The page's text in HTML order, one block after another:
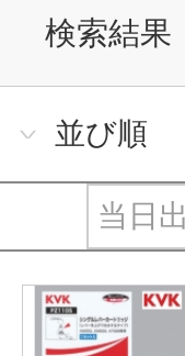
検索結果
並び順
当日